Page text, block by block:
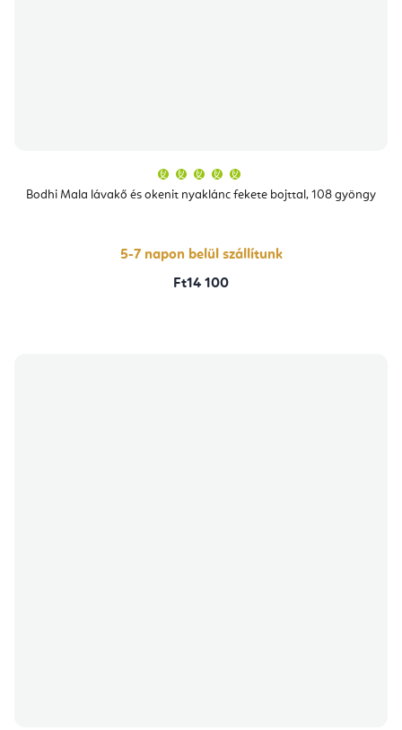
Bodhi Mala lávakő és okenit nyaklánc fekete bojttal, 108 gyöngy
átlagos
értékelése
csillag.
5-7 napon belül szállítunk
Ft14 100